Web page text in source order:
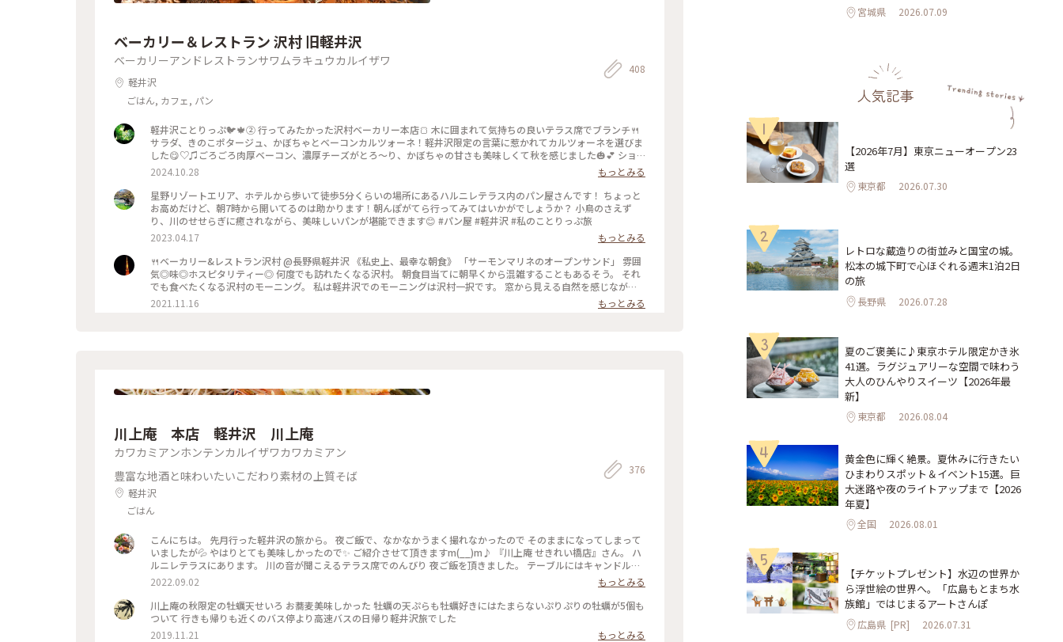
ベーカリー＆レストラン 沢村 旧軽井沢
ベーカリーアンドレストランサワムラキュウカルイザワ
軽井沢
ごはん, カフェ, パン
408
軽井沢ことりっぷ🐦️🍁② 行ってみたかった沢村ベーカリー本店🍞 木に囲まれて気持ちの良いテラス席でブランチ🍴
サラダ、きのこポタージュ、かぼちゃとベーコンカルツォーネ！軽井沢限定の言葉に惹かれてカルツォーネを選びま
した😋♡♫ごろごろ肉厚ベーコン、濃厚チーズがとろ〜り、かぼちゃの甘さも美味しくて秋を感じました🎃💕 ショ
ーケースは横に長〜くてパンの品揃えも豊富で買いたくなりましたが新宿に帰ったら買えるからなぁと眺めて我慢〜
😊💓 #沢村ベーカリー #ベーカリー＆レストラン沢村 #本店 #旧軽井沢 #緑がきれい #緑に囲まれて #ブランチ #カル
ツォーネ #ベーカリー #軽井沢 #限定 #軽井沢ことりっぷ
2024.10.28
もっとみる
星野リゾートエリア、ホテルから歩いて徒歩5分くらいの場所にあるハルニレテラス内のパン屋さんです！ ちょっと
お高めだけど、朝7時から開いてるのは助かります！朝んぽがてら行ってみてはいかがでしょうか？ 小鳥のさえず
り、川のせせらぎに癒されながら、美味しいパンが堪能できます😊 #パン屋 #軽井沢 #私のことりっぷ旅
2023.04.17
もっとみる
🍴ベーカリー&レストラン沢村 @長野県軽井沢 《私史上、最幸な朝食》 「サーモンマリネのオープンサンド」 雰囲
気◎味◎ホスピタリティー◎ 何度でも訪れたくなる沢村。 朝食目当てに朝早くから混雑することもあるそう。 それ
でも食べたくなる沢村のモーニング。 私は軽井沢でのモーニングは沢村一択です。 窓から見える自然を感じながら
落ち着ける空間です。 #軽井沢 #軽井沢モーニング #軽井沢カフェ #軽井沢パン #パン #モーニング #私のこと
りっぷ
2021.11.16 もっとみる
川上庵 本店 軽井沢 川上庵
カワカミアンホンテンカルイザワカワカミアン
豊富な地酒と味わいたいこだわり素材の上質そば
軽井沢
ごはん
376
こんにちは。 先月行った軽井沢の旅から。 夜ご飯で、なかなかうまく撮れなかったので そのままになってしまって
いましたが💦 やはりとても美味しかったので✨ ご紹介させて頂きますm(__)m♪ 『川上庵 せきれい橋店』さん。 ハ
ルニレテラスにあります。 川の音が聞こえるテラス席でのんびり 夜ご飯を頂きました。 テーブルにはキャンドルが
灯され 雰囲気がありました。 どちらのお料理もとても美味しかったのですが、 やはりお蕎麦、天ぷらもサクッとし
て とても美味しく頂きました♡ 店員さんにも良くして頂きましたm(__)m✨ またうかがいたいです✨ ごちそうさま
でした。 ★2枚目はお豆腐、お塩や薬味で頂きます。 ★3枚目は豚の角煮。とろとろでした。 #川上庵せきれい橋店
#川上庵 #ハルニレテラス #軽井沢 #軽井沢の旅 #旅の思い出 #夏の思い出 #長野県 #旧軽井沢
2022.09.02
もっとみる
川上庵の秋限定の牡蠣天せいろ お蕎麦美味しかった 牡蠣の天ぷらも牡蠣好きにはたまらないぷりぷりの牡蠣が5個も
ついて 行きも帰りも近くのバス停より高速バスの日帰り軽井沢旅でした
2019.11.21
もっとみる
宮城県 2026.07.09
人気記事
1
【2026年7月】東京ニューオープン23
選
東京都 2026.07.30
2
レトロな蔵造りの街並みと国宝の城。
松本の城下町で心ほぐれる週末1泊2日
の旅
長野県 2026.07.28
3
夏のご褒美に♪東京ホテル限定かき氷
41選。ラグジュアリーな空間で味わう
大人のひんやりスイーツ【2026年最
新】
東京都 2026.08.04
4
黄金色に輝く絶景。夏休みに行きたい
ひまわりスポット＆イベント15選。巨
大迷路や夜のライトアップまで【2026
年夏】
全国 2026.08.01
5
【チケットプレゼント】水辺の世界か
ら浮世絵の世界へ。「広島もとまち水
族館」ではじまるアートさんぽ
広島県 [PR] 2026.07.31